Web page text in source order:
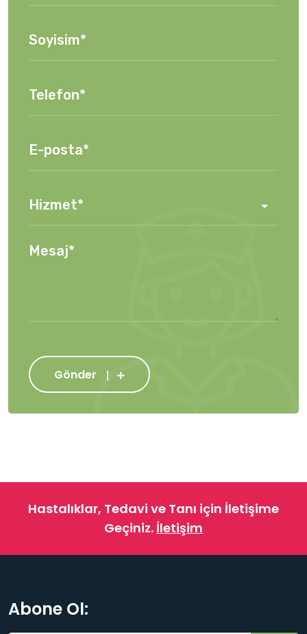
Gönder
Hastalıklar, Tedavi ve Tanı için İletişime
Geçiniz. İletişim
Abone Ol: